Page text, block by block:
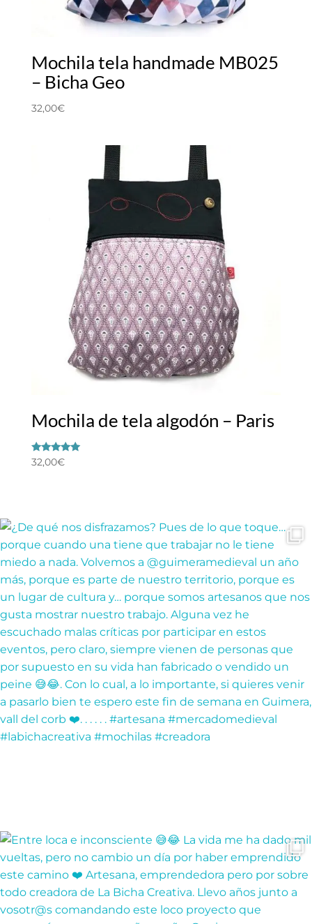
Mochila tela handmade MB025
– Bicha Geo
32,00€
Mochila de tela algodón – Paris
Valorado
con
32,00€